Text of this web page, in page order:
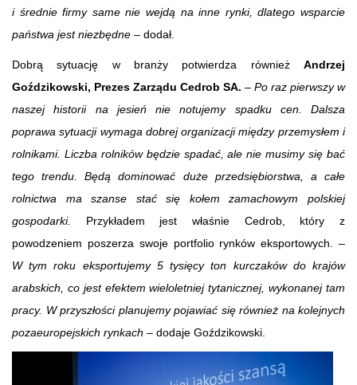
i średnie firmy same nie wejdą na inne rynki, dlatego wsparcie
państwa jest niezbędne – dodał.
Dobrą sytuację w branży potwierdza również Andrzej
Goździkowski, Prezes Zarządu Cedrob SA. – Po raz pierwszy w
naszej historii na jesień nie notujemy spadku cen. Dalsza
poprawa sytuacji wymaga dobrej organizacji między przemysłem i
rolnikami. Liczba rolników będzie spadać, ale nie musimy się bać
tego trendu. Będą dominować duże przedsiębiorstwa, a całe
rolnictwa ma szanse stać się kołem zamachowym polskiej
gospodarki. Przykładem jest właśnie Cedrob, który z
powodzeniem poszerza swoje portfolio rynków eksportowych. –
W tym roku eksportujemy 5 tysięcy ton kurczaków do krajów
arabskich, co jest efektem wieloletniej tytanicznej, wykonanej tam
pracy. W przyszłości planujemy pojawiać się również na kolejnych
pozaeuropejskich rynkach – dodaje Goździkowski.